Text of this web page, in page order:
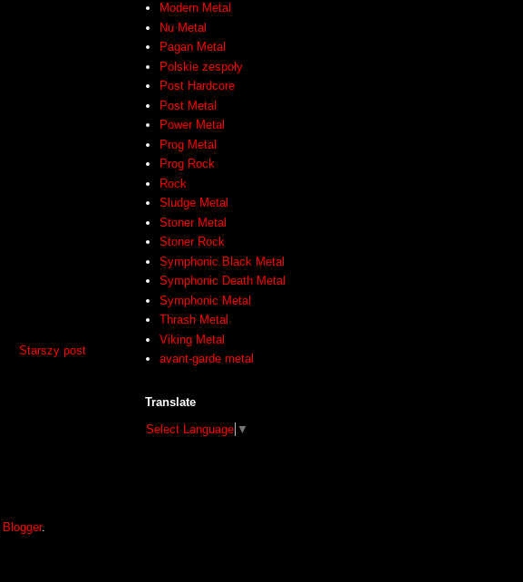
Starszy post
Modern Metal
Nu Metal
Pagan Metal
Polskie zespoły
Post Hardcore
Post Metal
Power Metal
Prog Metal
Prog Rock
Rock
Sludge Metal
Stoner Metal
Stoner Rock
Symphonic Black Metal
Symphonic Death Metal
Symphonic Metal
Thrash Metal
Viking Metal
avant-garde metal
Translate
Select Language ▼
Blogger.